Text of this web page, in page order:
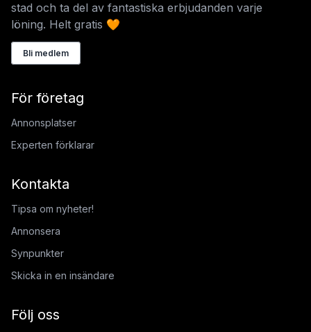
stad och ta del av fantastiska erbjudanden varje
löning. Helt gratis 🧡
Bli medlem
För företag
Annonsplatser
Experten förklarar
Kontakta
Tipsa om nyheter!
Annonsera
Synpunkter
Skicka in en insändare
Följ oss